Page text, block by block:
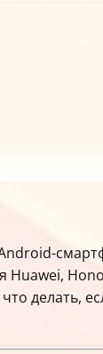
делать,